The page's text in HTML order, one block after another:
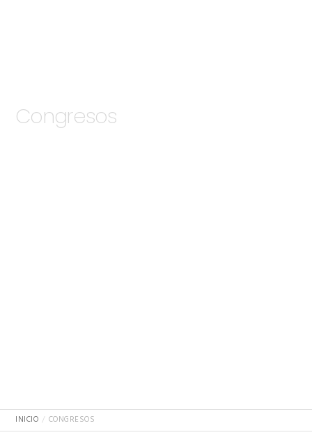
Congresos
INICIO CONGRESOS